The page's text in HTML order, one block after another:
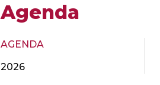
Agenda
AGENDA
2026